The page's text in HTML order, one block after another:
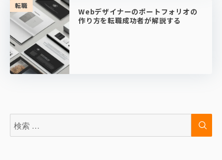
転職
Webデザイナーのポートフォリオの
作り方を転職成功者が解説する
検
索:
検